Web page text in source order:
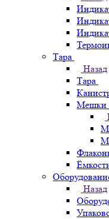
Тара
Назад
Тара
Мешки
Назад